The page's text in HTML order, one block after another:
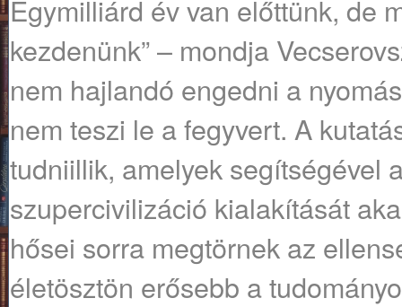
Egymilliárd év van előttünk, de
kezdenünk” – mondja
nem hajlandó engedni a
nem teszi le a fegyvert. A
tudniillik, amelyek segítségével
szupercivilizáció kialakítását
hősei sorra megtörnek az
életösztön erősebb a